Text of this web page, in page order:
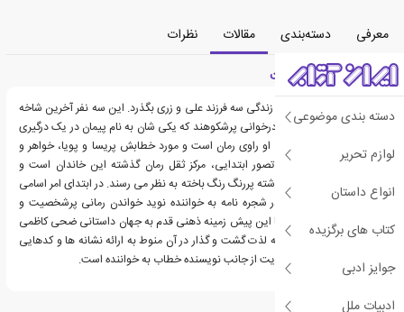
دسته بندی موضوعی
لوازم تحریر
انواع داستان
کتاب های برگزیده
جوایز ادبی
ادبیات ملل
معرفی دسته‌بندی مقالات
نظرات
معرفی کتاب سال درخت
رمان قرار است حول محور زندگی سه فرزند علی و زری بگذرد. این سه نفر آخرین شاخه
شجره نامه پورسالاری و نادرخوانی پرشکوهند که یکی شان به نام پیمان در یک درگیری
چاقو خورده و مرده است، او راوی رمان است و مورد خطابش پریسا و پویا، خواهر و
برادرش هستند. برخلاف تصور ابتدایی، مرکز ثقل رمان گذشته این خاندان است و
اکنون آنها در سایه این گذشته پررنگ رنگ باخته به نظر می رسند. در ابتدای امر اسامی
و تعداد افراد ثبت شده در شجره نامه به خواننده نوید خواندن رمانی پرشخصیت و
پرماجرا را می دهد. پس با این پیش زمینه ذهنی قدم به جهان داستانی ضحی کاظمی
می گذاریم. جهانی که البته لذت گشت و گذار در آن منوط به ارائه نشانه ها و کدهایی
در جهت باورپذیر کردن روایت از جانب نویسنده خطاب به خواننده است.